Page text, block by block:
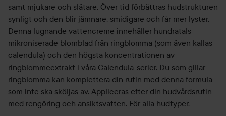
samt mjukare och slätare. Över tid förbättras hudstrukturen
synligt och den blir jämnare, smidigare och får mer lyster.
Denna lugnande vattencreme innehåller hundratals
mikroniserade blomblad från ringblomma (som även kallas
calendula) och den högsta koncentrationen av
ringblommeextrakt i våra Calendula-serier. Du som gillar
ringblomma kan komplettera din rutin med denna formula
som inte ska sköljas av. Appliceras efter din hudvårdsrutin
med rengöring och ansiktsvatten. För alla hudtyper.